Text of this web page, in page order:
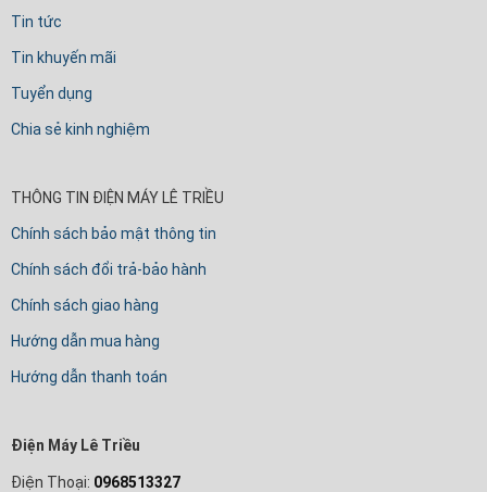
Tin tức
Tin khuyến mãi
Tuyển dụng
Chia sẻ kinh nghiệm
THÔNG TIN ĐIỆN MÁY LÊ TRIỀU
Chính sách bảo mật thông tin
Chính sách đổi trả-bảo hành
Chính sách giao hàng
Hướng dẫn mua hàng
Hướng dẫn thanh toán
Điện Máy Lê Triều
Điện Thoại: 0968513327